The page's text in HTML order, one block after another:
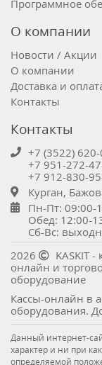
Программное
О компании
Новости / Акции
О компании
Доставка и
Контакты
Контакты
+7 (3522)
+7 951-272-
+7 912-830-
Курган,
Пн-Пт: 09:00-
Обед: 12:00-
Сб-Вс:
2026
KASKIT -
онлайн и
оборудование
Кассы-онлайн в
оборудования.
Данный интернет-
характер и ни при
определяемой